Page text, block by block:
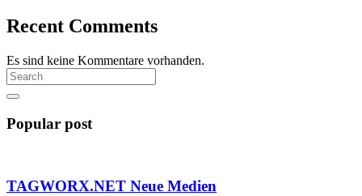
Recent Comments
Es sind keine Kommentare vorhanden.
Popular post
TAGWORX.NET Neue Medien